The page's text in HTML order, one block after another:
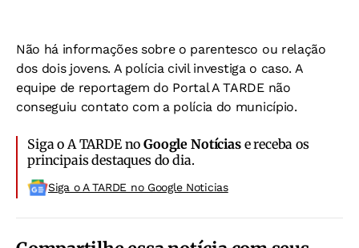
Não há informações sobre o parentesco ou relação
dos dois jovens. A polícia civil investiga o caso. A
equipe de reportagem do Portal A TARDEnão
conseguiu contato com a polícia do município.
Siga o A TARDE noGoogle Notíciase receba os
principais destaques do dia.
Siga o A TARDE no Google Noticias